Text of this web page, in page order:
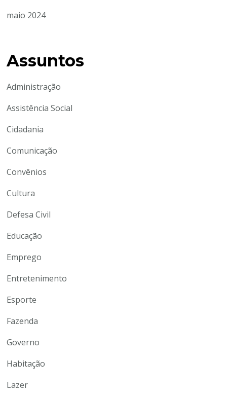
maio 2024
Assuntos
Administração
Assistência Social
Cidadania
Comunicação
Convênios
Cultura
Defesa Civil
Educação
Emprego
Entretenimento
Esporte
Fazenda
Governo
Habitação
Lazer